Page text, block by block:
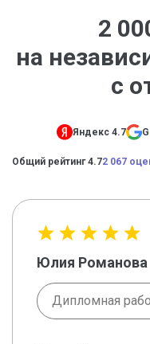
2
на
с
Яндекс 4.7
Общий рейтинг 4.72 067
Юлия Романова
Дипломная